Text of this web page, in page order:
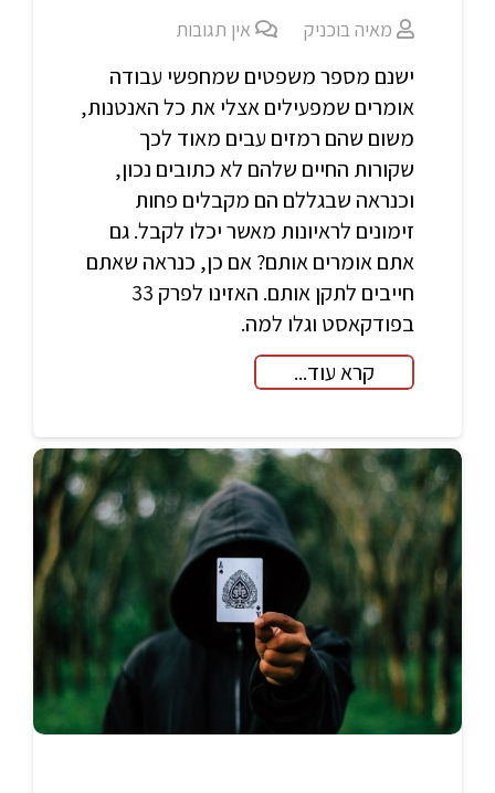
מאיה בוכניק אין תגובות
ישנם מספר משפטים שמחפשי עבודה
אומרים שמפעילים אצלי את כל האנטנות,
משום שהם רמזים עבים מאוד לכך
שקורות החיים שלהם לא כתובים נכון,
וכנראה שבגללם הם מקבלים פחות
זימונים לראיונות מאשר יכלו לקבל. גם
אתם אומרים אותם? אם כן, כנראה שאתם
חייבים לתקן אותם. האזינו לפרק 33
בפודקאסט וגלו למה.
קרא עוד...